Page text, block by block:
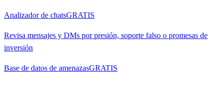
Analizador de chatsGRATIS
Revisa mensajes y DMs por presión, soporte falso o promesas de
inversión
Base de datos de amenazasGRATIS